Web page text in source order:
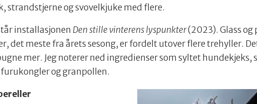
strandstjerne og svovelkjuke med flere.
installasjonen Den stille vinterens lyspunkter(2023). Glass og
det meste fra årets sesong, er fordelt utover flere trehyller.
mer. Jeg noterer ned ingredienser som syltet
og granpollen.